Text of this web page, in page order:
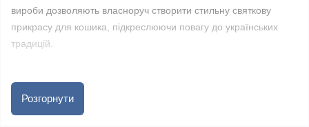
вироби дозволяють власноруч створити стильну святкову
прикрасу для кошика, підкреслюючи повагу до українських
традицій.
Вишитий бант гармонійно доповнить декор святкових дарів,
зробить кошик особливим і наповненим теплом ручної роботи.
Це не лише прикраса, а й прояв уваги та душевності.
Розгорнути